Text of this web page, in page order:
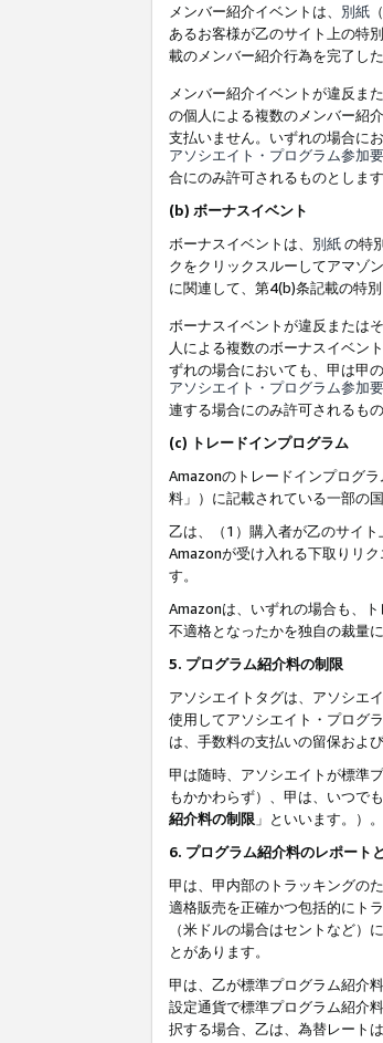
メンバー紹介イベントは、 別紙
あるお客様が乙のサイト上の特
載のメンバー紹介行為を完了し
メンバー紹介イベントが違反ま
の個人による複数のメンバー紹
支払いません。いずれの場合に
アソシエイト・プログラム参加
合にのみ許可されるものとします
(b) ボーナスイベント
ボーナスイベントは、 別紙の特
クをクリックスルーしてアマゾ
に関連して、第4(b)条記載の特
ボーナスイベントが違反または
人による複数のボーナスイベン
ずれの場合においても、甲は甲
アソシエイト・プログラム参加
連する場合にのみ許可されるもの
(c) トレードインプログラム
Amazonのトレードインプログ
料」）に記載されている一部の
乙は、（1）購入者が乙のサイ
Amazonが受け入れる下取りリ
す。
Amazonは、いずれの場合も、
不適格となったかを独自の裁量
5. プログラム紹介料の制限
アソシエイトタグは、アソシエ
使用してアソシエイト・プログ
は、手数料の支払いの留保およ
甲は随時、アソシエイトが標準
もかかわらず）、甲は、いつで
紹介料の制限 」といいます。）。
6. プログラム紹介料のレポート
甲は、甲内部のトラッキングの
適格販売を正確かつ包括的にト
（米ドルの場合はセントなど
とがあります。
甲は、乙が標準プログラム紹介
設定通貨で標準プログラム紹介
択する場合、乙は、為替レート